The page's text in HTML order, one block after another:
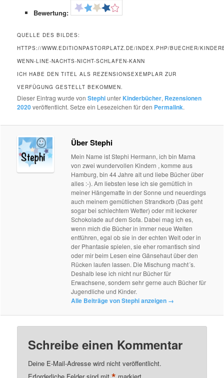
Bewertung:
QUELLE DES BILDES:
HTTPS://WWW.EDITIONPASTORPLATZ.DE/INDEX.PHP/BUECHER/
WENN-LINE-NACHTS-NICHT-SCHLAFEN-KANN
ICH HABE DEN TITEL ALS REZENSIONSEXEMPLAR ZUR
VERFÜGUNG GESTELLT BEKOMMEN.
Dieser Eintrag wurde vonStephiunter Kinderbücher, Rezensionen
2020veröffentlicht. Setze ein Lesezeichen für den Permalink.
Über Stephi
Mein Name ist Stephi Hermann, ich bin Mama
von zwei wundervollen Kindern , komme aus
Hamburg, bin 44 Jahre alt und liebe Bücher über
alles :-). Am liebsten lese ich sie gemütlich in
meiner Hängematte in der Sonne und neuerdings
auch meinem gemütlichen Strandkorb (Das geht
sogar bei schlechtem Wetter) oder mit leckerer
Schokolade auf dem Sofa. Dabei mag ich es,
wenn mich die Bücher in immer neue Welten
entführen, egal ob sie in der echten Welt oder in
der Phantasie spielen, sie eher romantisch sind
oder mir beim Lesen eine Gänsehaut über den
Rücken laufen lassen. Die Mischung macht´s.
Deshalb lese ich nicht nur Bücher für
Erwachsene, sondern sehr gerne auch Bücher für
Jugendliche und Kinder.
Alle Beiträge von Stephi anzeigen →
Schreibe einen Kommentar
Deine E-Mail-Adresse wird nicht veröffentlicht.